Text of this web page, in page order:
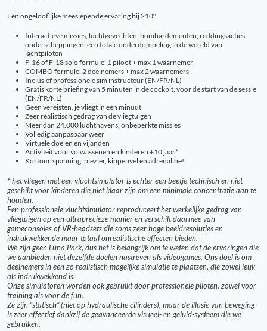
Een ongelooflijke meeslepende ervaring bij 210°
Interactieve missies, luchtgevechten, bombardementen, reddingsacties,
onderscheppingen: een totale onderdompeling in de wereld van
jachtpiloten
F-16 of F-18 solo formule: 1 piloot + max 1 waarnemer
COMBO formule: 2 deelnemers + max 2 waarnemers
Inclusief professionele sim instructeur (EN/FR/NL)
Gratis korte briefing van 5 minuten in de cockpit, voor de start van de sessie
(EN/FR/NL)
Geen vereisten, je vliegt in een minuut
Zeer realistisch gedrag van de vliegtuigen
Meer dan 24.000 luchthavens, onbeperkte missies
Volledig aanpasbaar weer
Virtuele doelen en vijanden
Activiteit voor volwassenen en kinderen +10 jaar*
Kortom: spanning, plezier, kippenvel en adrenaline!
* het vliegen met een vluchtsimulator is echter een beetje technisch en niet
geschikt voor kinderen die niet klaar zijn om een minimale concentratie aan te
houden.
Een professionele vluchtsimulator reproduceert het werkelijke gedrag van
vliegtuigen op een ultraprecieze manier en verschilt daarmee van
gameconsoles of VR-headsets die soms zeer hoge beeldresoluties en
indrukwekkende maar totaal onrealistische effecten bieden.
We zijn geen Luna Park, dus het is belangrijk om te weten dat de ervaringen die
we aanbieden niet dezelfde doelen nastreven als videogames. Ons doel is om
deelnemers in een zo realistisch mogelijke simulatie te plaatsen, die zowel leuk
als indrukwekkend is.
Onze simulatoren worden ook gebruikt door professionele piloten, zowel voor
training als voor de fun.
Ze zijn “statisch” (niet op hydraulische cilinders), maar de illusie van beweging
is zeer effectief dankzij de geavanceerde visueel- en geluid-systeem die we
gebruiken.